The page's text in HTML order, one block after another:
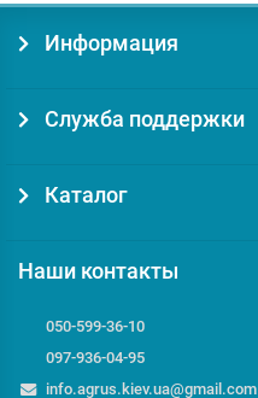
Информация
Служба поддержки
Каталог
Наши контакты
050-599-36-10
097-936-04-95
info.agrus.kiev.ua@gmail.com